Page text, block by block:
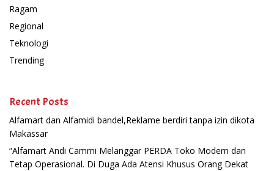
Ragam
Regional
Teknologi
Trending
Recent Posts
Alfamart dan Alfamidi bandel,Reklame berdiri tanpa izin dikota
Makassar
“Alfamart Andi Cammi Melanggar PERDA Toko Modern dan
Tetap Operasional. Di Duga Ada Atensi Khusus Orang Dekat